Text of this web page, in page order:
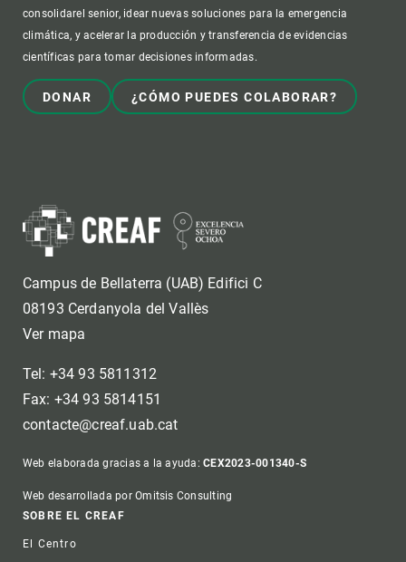
consolidarel senior, idear nuevas soluciones para la emergencia
climática, y acelerar la producción y transferencia de evidencias
científicas para tomar decisiones informadas.
DONAR ¿CÓMO PUEDES COLABORAR?
Campus de Bellaterra (UAB) Edifici C
08193 Cerdanyola del Vallès
Ver mapa
Tel: +34 93 5811312
Fax: +34 93 5814151
contacte@creaf.uab.cat
Web elaborada gracias a la ayuda:CEX2023-001340-S
Web desarrollada por Omitsis Consulting
Footer
SOBRE EL CREAF
El Centro